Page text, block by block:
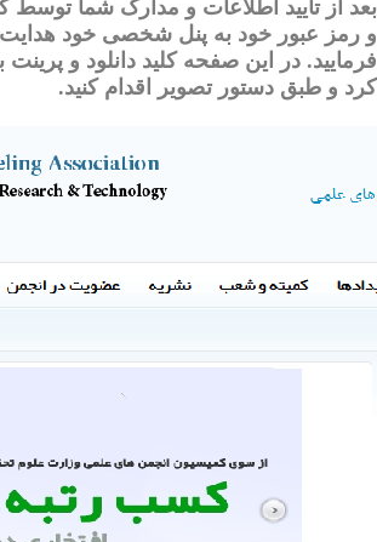
بعد از تایید اطلاعات و مدارک شما
و رمز عبور خود به پنل شخصی خود
فرمایید. در این صفحه کلید دانلود و
کرد و طبق دستور تصویر اقدام کنید.